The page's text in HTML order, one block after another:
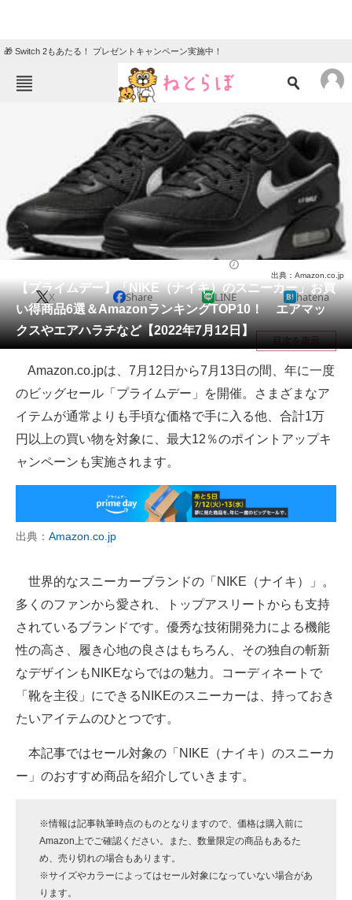
🎁 Switch 2もあたる！ プレゼントキャンペーン実施中！
ニュース
クイズ
地域
住まい 教育・育児
動物 リサーチ
会員記事
メディア
注目記事を集めた総合ページ
ITの今と未来を見通す
スマホと通信の最新トレンド
進化するPCとデバイスの未来
好きが集まる 比べて選べる
ビジネスと働き方のヒント
企業ITのトレンドを詳説
経営リーダーのコミュニティ
マーケ×ITの今がよく分かる
ITエンジニア向け専門サイト
企業向けIT製品の総合サイト
IT製品の技術・比較・事例
モノづくり技術者専門サイト
エレクトロニクス専門サイト
電子設計の基本と応用
【プライムデー】「NIKE（ナイキ）のスニーカー」お買
い得商品6選＆AmazonランキングTOP10！ エアマッ
クスやエアハラチなど【2022年7月12日】
出典：Amazon.co.jp
X Share LINE hatena
目次を表示
Amazon.co.jpは、7月12日から7月13日の間、年に一度
のビッグセール「プライムデー」を開催。さまざまなア
イテムが通常よりも手頃な価格で手に入る他、合計1万
円以上の買い物を対象に、最大12％のポイントアップキ
ャンペーンも実施されます。
出典： Amazon.co.jp
世界的なスニーカーブランドの「NIKE（ナイキ）」。
多くのファンから愛され、トップアスリートからも支持
されているブランドです。優秀な技術開発力による機能
性の高さ、履き心地の良さはもちろん、その独自の斬新
なデザインもNIKEならではの魅力。コーディネートで
「靴を主役」にできるNIKEのスニーカーは、持っておき
たいアイテムのひとつです。
本記事ではセール対象の「NIKE（ナイキ）のスニーカ
ー」のおすすめ商品を紹介していきます。
※情報は記事執筆時点のものとなりますので、価格は購入前に
Amazon上でご確認ください。また、数量限定の商品もあるた
め、売り切れの場合もあります。
※サイズやカラーによってはセール対象になっていない場合があ
ります。